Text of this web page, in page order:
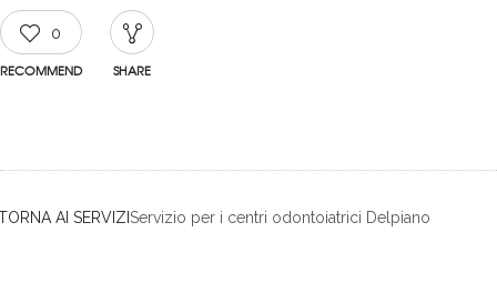
0
RECOMMEND SHARE
AI SERVIZIServizio per i centri odontoiatrici Delpiano